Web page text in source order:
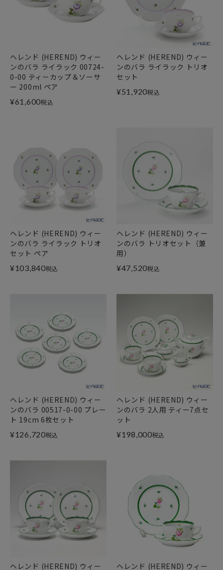
ヘレンド (HEREND) ウィー
ンのバラ ライラック 00724-
0-00 ティーカップ＆ソーサ
ー 200ml ペア
¥61,600税込
ヘレンド (HEREND) ウィー
ンのバラ ライラック トリオ
セット
¥51,920税込
ヘレンド (HEREND) ウィー
ンのバラ ライラック トリオ
セット ペア
¥103,840税込
ヘレンド (HEREND) ウィー
ンのバラ トリオセット（兼
用）
¥47,520税込
ヘレンド (HEREND) ウィー
ンのバラ 00517-0-00 プレー
ト 19cm 6枚セット
¥126,720税込
ヘレンド (HEREND) ウィー
ンのバラ 2人用 ティー7点セ
ット
¥198,000税込
ヘレンド (HEREND) ウィー
ヘレンド (HEREND) ウィー